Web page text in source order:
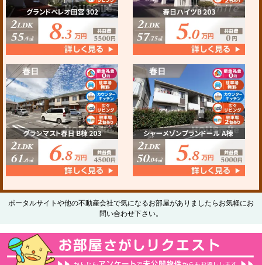
ポータルサイトや他の不動産会社で気になるお部屋がありましたらお気軽にお
問い合わせ下さい。